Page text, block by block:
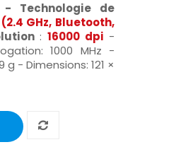
-
Technologie de
GHz, Bluetooth,
: 16000 dpi -
1000 MHz -
- Dimensions: 121 ×